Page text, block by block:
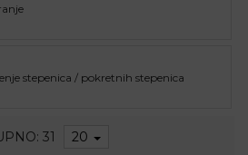
stepenica / pokretnih stepenica
31
20